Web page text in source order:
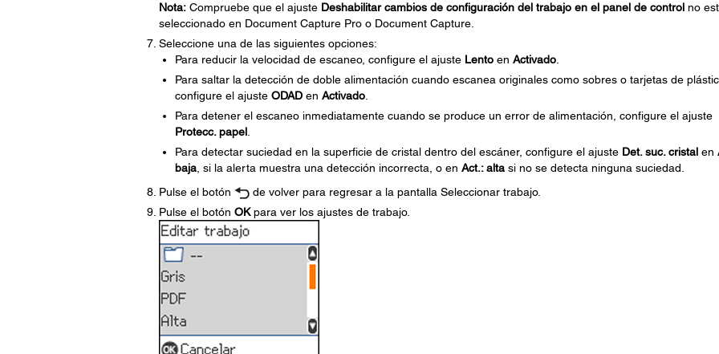
Nota:Compruebe que el ajuste Deshabilitar cambios de configuración del trabajo en el panel de controlno
seleccionado en Document Capture Pro o Document Capture.
Seleccione una de las siguientes opciones:
Para reducir la velocidad de escaneo, configure el ajuste Lentoen Activado.
Para saltar la detección de doble alimentación cuando escanea originales como sobres o tarjetas de
configure el ajuste ODADen Activado.
Para detener el escaneo inmediatamente cuando se produce un error de alimentación, configure el ajuste
Protecc. papel.
Para detectar suciedad en la superficie de cristal dentro del escáner, configure el ajuste Det. suc. cristalen
baja, si la alerta muestra una detección incorrecta, o en Act.: altasi no se detecta ninguna suciedad.
Pulse el botón
de volver para regresar a la pantalla Seleccionar trabajo.
Pulse el botón OKpara ver los ajustes de trabajo.